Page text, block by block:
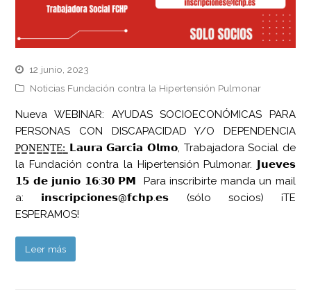
12 junio, 2023
Noticias Fundación contra la Hipertensión Pulmonar
Nueva WEBINAR: AYUDAS SOCIOECONÓMICAS PARA
PERSONAS CON DISCAPACIDAD Y/O DEPENDENCIA
P̳O̳N̳E̳N̳T̳E̳:̳ 𝗟𝗮𝘂𝗿𝗮 𝗚𝗮𝗿𝗰𝗶́𝗮 𝗢𝗹𝗺𝗼, Trabajadora Social de
la Fundación contra la Hipertensión Pulmonar. 𝗝𝘂𝗲𝘃𝗲𝘀
𝟭𝟱 𝗱𝗲 𝗷𝘂𝗻𝗶𝗼 𝟭𝟲:𝟯𝟬 𝗣𝗠 Para inscribirte manda un mail
a: 𝗶𝗻𝘀𝗰𝗿𝗶𝗽𝗰𝗶𝗼𝗻𝗲𝘀@𝗳𝗰𝗵𝗽.𝗲𝘀 (sólo socios) ¡TE
ESPERAMOS!
Leer más